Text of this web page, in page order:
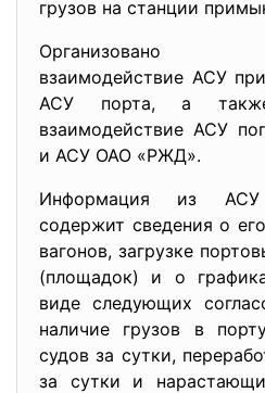
грузов на станции
Организовано
взаимодействие АСУ
АСУ порта, а также
взаимодействие АСУ
и АСУ ОАО «РЖД».
Информация из АСУ
содержит сведения о
вагонов, загрузке
(площадок) и о
виде следующих
наличие грузов в
судов за сутки,
за сутки и